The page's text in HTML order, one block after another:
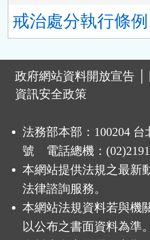
戒治處分執行條
政府網站資料開放宣告
資訊安全政策
法務部本部：100204
號 電話總機：
本網站提供法規之最新
法律諮詢服務。
本網站法規資料若與機
以公布之書面資料為準。